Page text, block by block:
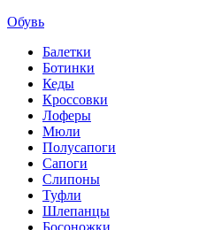
Обувь
Балетки
Ботинки
Кеды
Кроссовки
Лоферы
Мюли
Полусапоги
Сапоги
Слипоны
Туфли
Шлепанцы
Босоножки